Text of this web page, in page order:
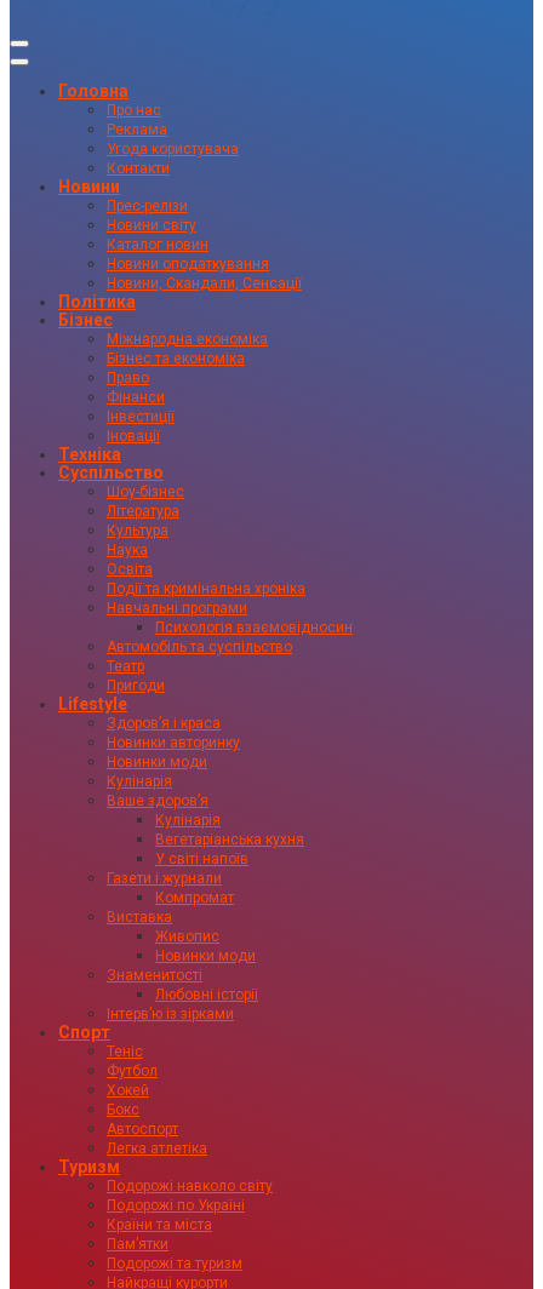
Головна
Про нас
Реклама
Угода користувача
Контакти
Новини
Прес-релізи
Новини світу
Каталог новин
Новини оподаткування
Новини, Скандали, Сенсації
Політика
Бізнес
Міжнародна економіка
Бізнес та економіка
Право
Фінанси
Інвестиції
Іновації
Техніка
Суспільство
Шоу-бізнес
Література
Культура
Наука
Освіта
Події та кримінальна хроніка
Навчальні програми
Психологія взаємовідносин
Автомобіль та суспільство
Театр
Пригоди
Lifestyle
Здоровʼя і краса
Новинки авторинку
Новинки моди
Кулінарія
Ваше здоровʼя
Кулінарія
Вегетаріанська кухня
У світі напоїв
Газети і журнали
Компромат
Виставка
Живопис
Новинки моди
Знаменитості
Любовні історії
Інтервʼю із зірками
Спорт
Теніс
Футбол
Хокей
Бокс
Автоспорт
Легка атлетіка
Туризм
Подорожі навколо світу
Подорожі по Україні
Країни та міста
Пам’ятки
Подорожі та туризм
Найкращі курорти